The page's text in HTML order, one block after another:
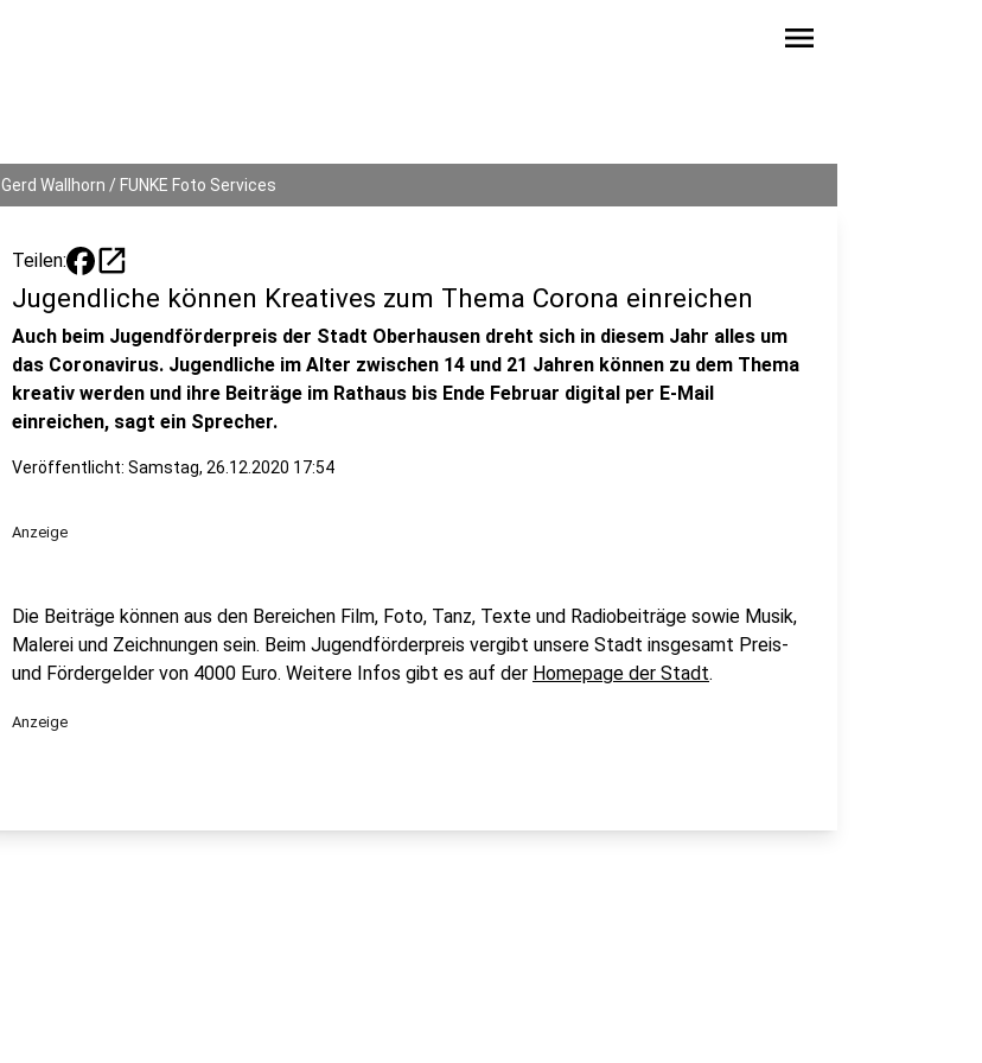
menu
Gerd Wallhorn / FUNKE Foto Services
Teilen: open_in_new
Jugendliche können Kreatives zum Thema Corona einreichen
Auch beim Jugendförderpreis der Stadt Oberhausen dreht sich in diesem Jahr alles um
das Coronavirus. Jugendliche im Alter zwischen 14 und 21 Jahren können zu dem Thema
kreativ werden und ihre Beiträge im Rathaus bis Ende Februar digital per E-Mail
einreichen, sagt ein Sprecher.
Veröffentlicht: Samstag, 26.12.2020 17:54
Anzeige
Die Beiträge können aus den Bereichen Film, Foto, Tanz, Texte und Radiobeiträge sowie Musik,
Malerei und Zeichnungen sein. Beim Jugendförderpreis vergibt unsere Stadt insgesamt Preis-
und Fördergelder von 4000 Euro. Weitere Infos gibt es auf der Homepage der Stadt.
Anzeige